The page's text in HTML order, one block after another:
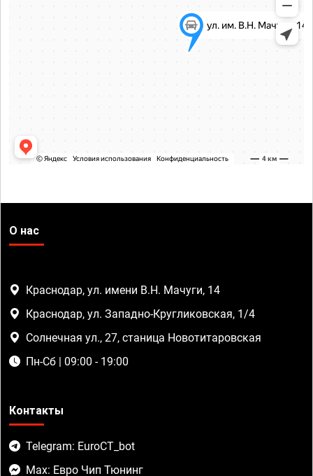
О нас
Краснодар, ул. имени В.Н. Мачуги, 14
Краснодар, ул. Западно-Кругликовская, 1/4
Солнечная ул., 27, станица Новотитаровская
Пн-Сб | 09:00 - 19:00
Контакты
Telegram: EuroCT_bot
Max: Евро Чип Тюнинг